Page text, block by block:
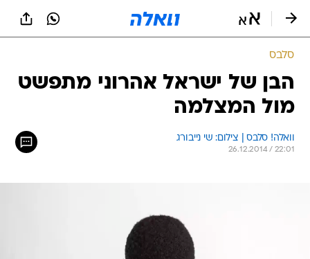
סלבס
הבן של ישראל אהרוני מתפשט
מול המצלמה
וואלה! סלבס | צילום: שי נייבורג
26.12.2014 / 22:01